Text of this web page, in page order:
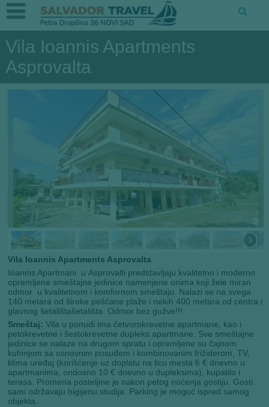
Vila Ioannis Apartments
Asprovalta
Vila Ioannis Apartments Asprovalta
Ioannis Apartmani u Asprovalti predstavljaju kvalitetno i moderno
opremljene smeštajne jedinice namenjene onima koji žele miran
odmor u kvalitetnom i komfornom smeštaju. Nalazi se na svega
140 metara od široke peščane plaže i nekih 400 metara od centra i
glavnog šetalištašetališta. Odmor bez gužve!!!
Smeštaj:Vila u ponudi ima četvorokrevetne apartmane, kao i
petokrevetne i šestokrevetne dupleks apartmane. Sve smeštajne
jedinice se nalaze na drugom spratu i opremljene su čajnom
kuhinjom sa osnovnim posuđem i kombinovanim frižiderom, TV,
klima uređaj (korišćenje uz doplatu na licu mesta 6 € dnevno u
apartmanima, ondosno 10 € dnevno u dupleksima), kupatilo i
terasa. Promena posteljine je nakon petog noćenja gostiju. Gosti
sami održavaju higijenu studija. Parking je moguć ispred samog
objekta.